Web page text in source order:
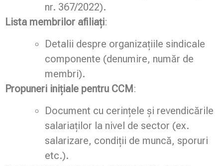
nr. 367/2022).
Lista membrilor afiliați:
Detalii despre organizațiile sindicale
componente (denumire, număr de
membri).
Propuneri inițiale pentru CCM:
Document cu cerințele și revendicările
salariaților la nivel de sector (ex.
salarizare, condiții de muncă, sporuri
etc.).